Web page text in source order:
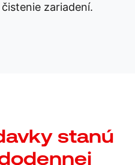
zariadení.
stanú